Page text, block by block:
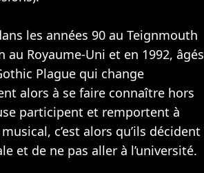
les années 90 au Teignmouth
Royaume-Uni et en 1992, âgés
Plague qui change
alors à se faire connaître hors
participent et remportent à
c’est alors qu’ils décident
et de ne pas aller à l’université.